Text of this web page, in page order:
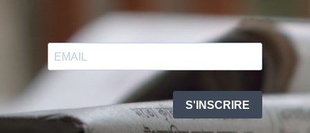
S'INSCRIRE